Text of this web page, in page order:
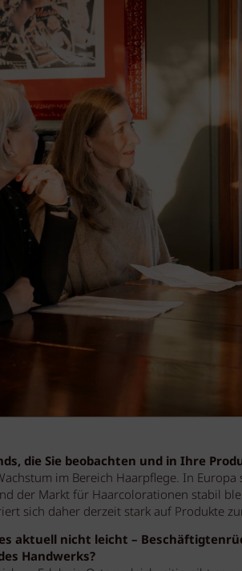
die Sie beobachten und in Ihre
im Bereich Haarpflege. In
der Markt für Haarcolorationen stabil
sich daher derzeit stark auf Produkte
aktuell nicht leicht –
Handwerks?